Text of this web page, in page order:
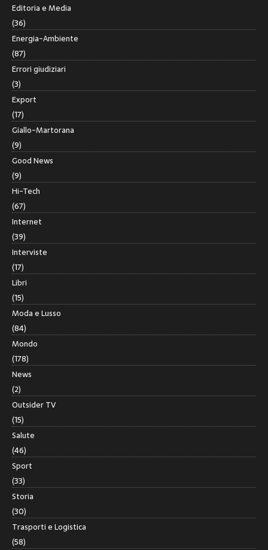
Editoria e Media
(36)
Energia-Ambiente
(87)
Errori giudiziari
(3)
Export
(17)
Giallo-Martorana
(9)
Good News
(9)
Hi-Tech
(67)
Internet
(39)
Interviste
(17)
Libri
(15)
Moda e Lusso
(84)
Mondo
(178)
News
(2)
Outsider TV
(15)
Salute
(46)
Sport
(33)
Storia
(30)
Trasporti e Logistica
(58)